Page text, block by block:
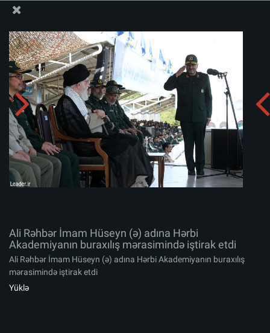
Ali Rəhbər İmam Hüseyn (ə) adına Hərbi Akademiyanın
buraxılış mərasimində iştirak etdi
Albomu yüklə:
Ali Rəhbər İmam Hüseyn (ə) adına Hərbi
Akademiyanın buraxılış mərasimində iştirak etdi
Ali Rəhbər İmam Hüseyn (ə) adına Hərbi Akademiyanın buraxılış
mərasimində iştirak etdi
Yüklə